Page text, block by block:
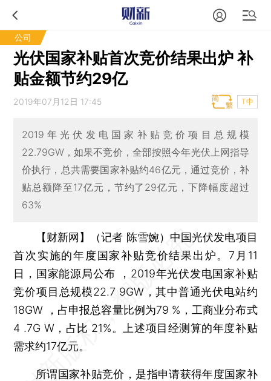
公司
光伏国家补贴首次竞价结果出炉 补
贴金额节约29亿
2019年07月12日 17:45 T中
2019年光伏发电国家补贴竞价项目总规模
22.79GW，如果不竞价，全部按照今年光伏上网指导
价执行，总共需要国家补贴约46亿元，通过竞价，补
贴总额降至17亿元，节约了29亿元，下降幅度超过
63%
【财新网】（记者 陈雪婉） 中国光伏发电项目
首次实施的年度国家补贴竞价结果出炉。7月11
日，国家能源局公布 ，2019年光伏发电国家补贴
竞价项目总规模22.7 9GW，其中普通光伏电站约
18GW ，占申报总容量比例为79 %，工商业分布式
4 .7G W，占比 21%。上述项目经测算的年度补贴
需求约17亿元。
所谓国家补贴竞价，是指申请获得年度国家补